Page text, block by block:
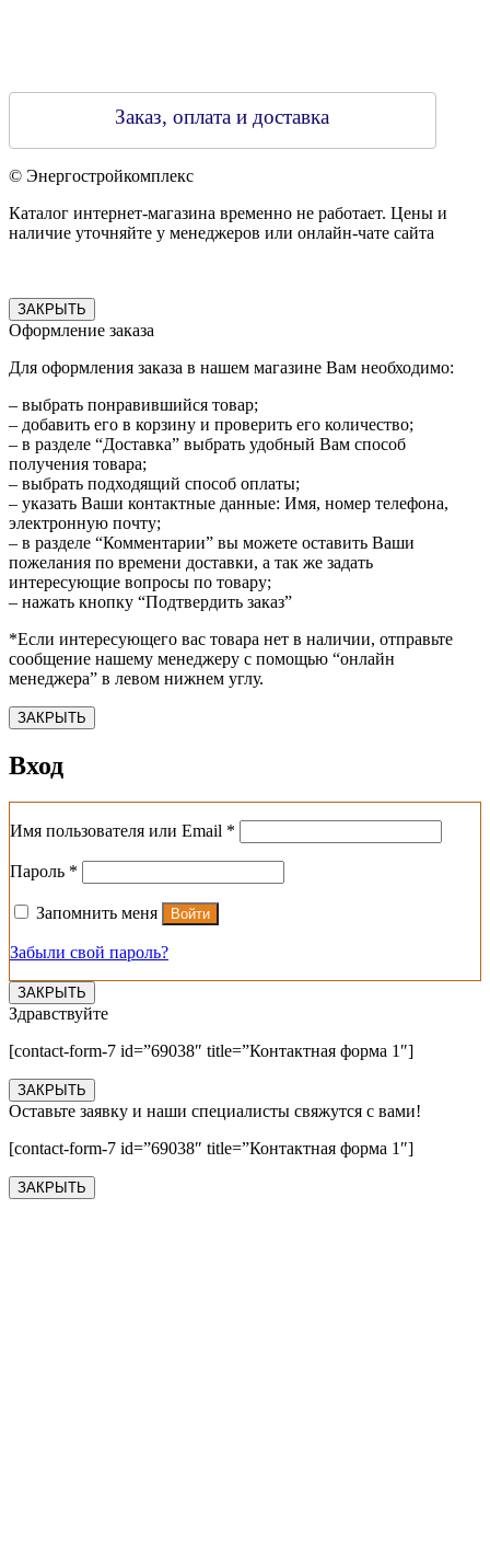
Заказ, оплата и доставка
© Энергостройкомплекс
Каталог интернет-магазина временно не работает. Цены и
наличие уточняйте у менеджеров или онлайн-чате сайта
ЗАКРЫТЬ
Оформление заказа
Для оформления заказа в нашем магазине Вам необходимо:
– выбрать понравившийся товар;
– добавить его в корзину и проверить его количество;
– в разделе “Доставка” выбрать удобный Вам способ
получения товара;
– выбрать подходящий способ оплаты;
– указать Ваши контактные данные: Имя, номер телефона,
электронную почту;
– в разделе “Комментарии” вы можете оставить Ваши
пожелания по времени доставки, а так же задать
интересующие вопросы по товару;
– нажать кнопку “Подтвердить заказ”
*Если интересующего вас товара нет в наличии, отправьте
сообщение нашему менеджеру с помощью “онлайн
менеджера” в левом нижнем углу.
ЗАКРЫТЬ
Вход
Имя пользователя или Email *
Пароль *
Запомнить меня Войти
Забыли свой пароль?
ЗАКРЫТЬ
Здравствуйте
[contact-form-7 id=”69038″ title=”Контактная форма 1″]
ЗАКРЫТЬ
Оставьте заявку и наши специалисты свяжутся с вами!
[contact-form-7 id=”69038″ title=”Контактная форма 1″]
ЗАКРЫТЬ